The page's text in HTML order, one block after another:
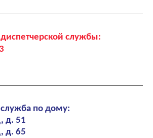
службы:
по дому:
д. 51
д. 65